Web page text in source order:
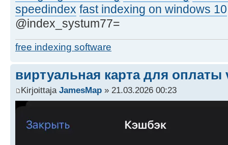
speedindex fast indexing on windows 10
@index_systum77=
free indexing software
виртуальная карта для оплаты
Kirjoittaja JamesMap » 21.03.2026 00:23